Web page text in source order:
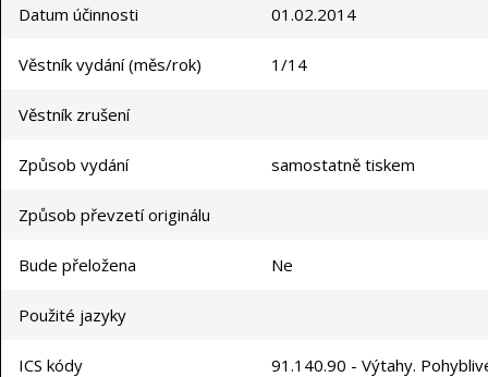
Datum účinnosti 01.02.2014
Věstník vydání (měs/rok) 1/14
Věstník zrušení
Způsob vydání samostatně tiskem
Způsob převzetí originálu
Bude přeložena Ne
Použité jazyky
ICS kódy 91.140.90 - Výtahy.